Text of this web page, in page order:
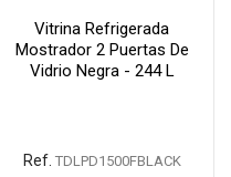
Vitrina Refrigerada
Mostrador 2 Puertas De
Vidrio Negra - 244 L
Ref. TDLPD1500FBLACK